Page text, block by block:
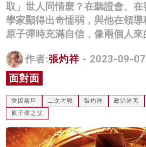
科技
影片
名家榜
灼見活動
取」世人同情麼？在聽證會、
學家顯得出奇懦弱，與他在領
原子彈時充滿自信，像兩個人來
作者:張灼祥 - 2023-09-07
面對面
愛因斯坦 二次大戰 張灼祥 政治逼害
原子彈之父